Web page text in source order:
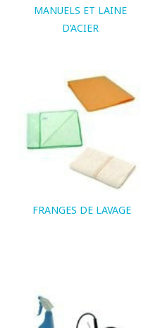
MANUELS ET LAINE
D’ACIER
FRANGES DE LAVAGE